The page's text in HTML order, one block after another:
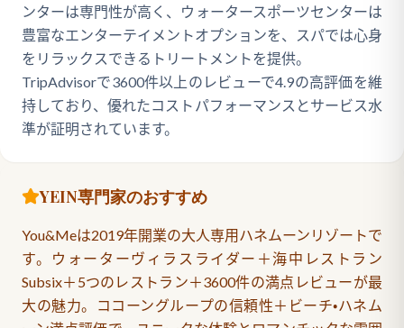
ンターは専門性が高く、ウォータースポーツセンターは
豊富なエンターテイメントオプションを、スパでは心身
をリラックスできるトリートメントを提供。
TripAdvisorで3600件以上のレビューで4.9の高評価を維
持しており、優れたコストパフォーマンスとサービス水
準が証明されています。
YEIN専門家のおすすめ
You&Meは2019年開業の大人専用ハネムーンリゾートで
す。ウォーターヴィラスライダー＋海中レストラン
Subsix＋5つのレストラン＋3600件の満点レビューが最
大の魅力。ココーングループの信頼性＋ビーチ・ハネム